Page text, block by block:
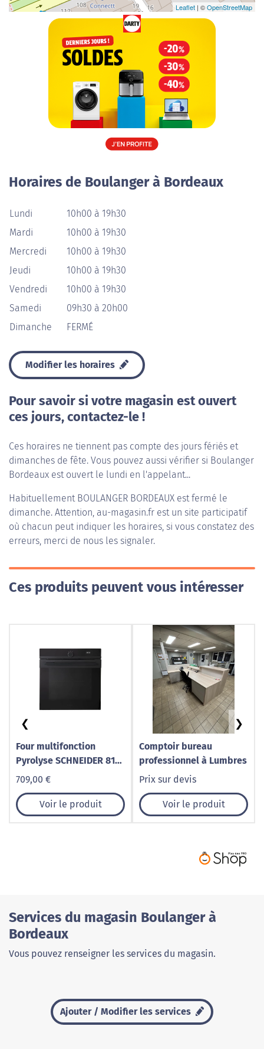
Leaflet | ©OpenStreetMap
Horaires de Boulanger à Bordeaux
Lundi
10h00 à 19h30
Mardi
10h00 à 19h30
Mercredi
10h00 à 19h30
Jeudi
10h00 à 19h30
Vendredi
10h00 à 19h30
Samedi
09h30 à 20h00
Dimanche
FERMÉ
Modifier les horaires
Pour savoir si votre magasin est ouvert
ces jours, contactez-le !
Ces horaires ne tiennent pas compte des jours fériés et
dimanches de fête. Vous pouvez aussi vérifier si Boulanger
Bordeaux est ouvert le lundi en l'appelant...
Habituellement BOULANGER BORDEAUX est fermé le
dimanche. Attention, au-magasin.fr est un site participatif
où chacun peut indiquer les horaires, si vous constatez des
erreurs, merci de nous les signaler.
Ces produits peuvent vous intéresser
Four multifonction
Pyrolyse SCHNEIDER 81L
noir SCFP805S-BM
709,00 €
Voir le produit
Comptoir bureau
professionnel à Lumbres
Prix sur devis
Voir le produit
❮ ❯
Services du magasin Boulanger à
Bordeaux
Vous pouvez renseigner les services du magasin.
Ajouter / Modifier les services